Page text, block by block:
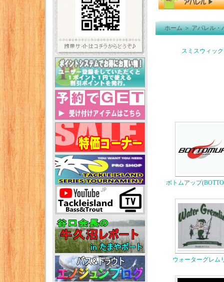
ホーム＞アパレル・
スミスウィック
ボトムアップ
ウォーターグレム